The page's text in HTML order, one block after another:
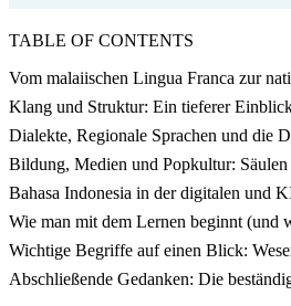
TABLE OF CONTENTS
Vom malaiischen Lingua Franca zur
Klang und Struktur: Ein tieferer
Dialekte, Regionale Sprachen und die
Bildung, Medien und Popkultur:
Bahasa Indonesia in der digitalen und
Wie man mit dem Lernen beginnt (und
Wichtige Begriffe auf einen Blick:
Abschließende Gedanken: Die